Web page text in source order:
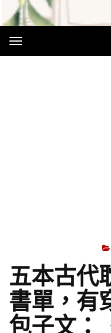
五本古代
書單，有
包子文：